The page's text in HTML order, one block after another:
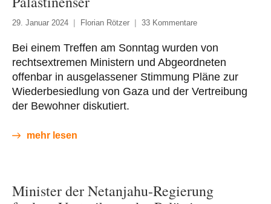
29. Januar 2024 Florian Rötzer 33 Kommentare
Bei einem Treffen am Sonntag wurden von
rechtsextremen Ministern und Abgeordneten
offenbar in ausgelassener Stimmung Pläne zur
Wiederbesiedlung von Gaza und der Vertreibung
der Bewohner diskutiert.
mehr lesen
Minister der Netanjahu-Regierung